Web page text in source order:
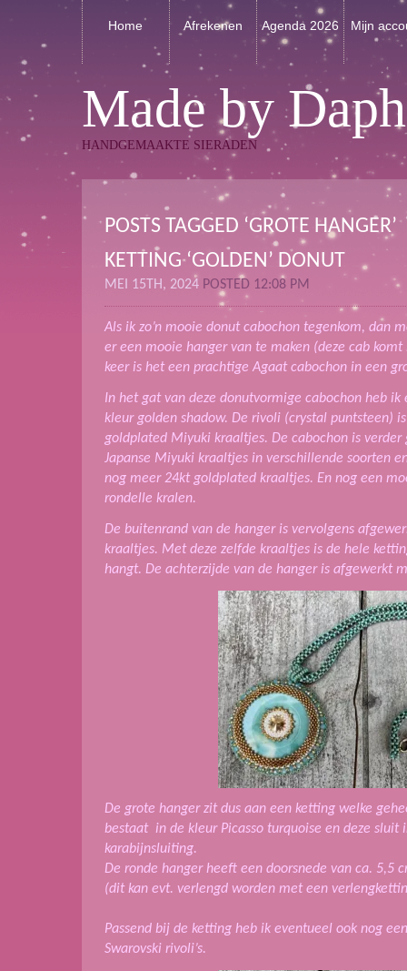
Home Afrekenen Agenda 2026 Mijn
Made by
HANDGEMAAKTE SIERADEN
POSTS TAGGED ‘GROTE HANGER’
KETTING ‘GOLDEN’ DONUT
MEI 15TH, 2024 POSTED 12:08 PM
Als ik zo’n mooie donut cabochon tegenkom, dan
er een mooie hanger van te maken (deze cab
keer is het een prachtige Agaat cabochon in een
In het gat van deze donutvormige cabochon heb ik
kleur golden shadow. De rivoli (crystal puntsteen)
goldplated Miyuki kraaltjes. De cabochon is
Japanse Miyuki kraaltjes in verschillende soorten
nog meer 24kt goldplated kraaltjes. En nog een
rondelle kralen.
De buitenrand van de hanger is vervolgens
kraaltjes. Met deze zelfde kraaltjes is de hele
hangt. De achterzijde van de hanger is afgewerkt
De grote hanger zit dus aan een ketting welke
bestaat in de kleur Picasso turquoise en deze sluit
karabijnsluiting.
De ronde hanger heeft een doorsnede van ca. 5,5
(dit kan evt. verlengd worden met een
Passend bij de ketting heb ik eventueel ook nog
Swarovski rivoli’s.